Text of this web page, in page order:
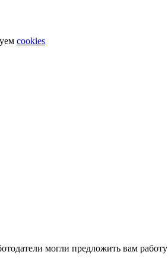
cookies
могли предложить вам работу